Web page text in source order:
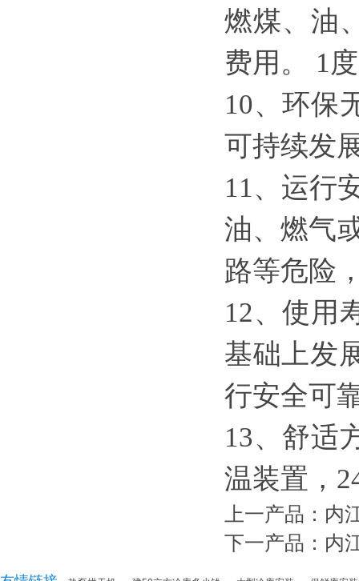
燃煤、油
费用。 1
10、环保
可持续发
11、运行
油、燃气
路等危险
12、使用
基础上发
行安全可
13、舒适
温装置，
上一产品： 内
下一产品： 内